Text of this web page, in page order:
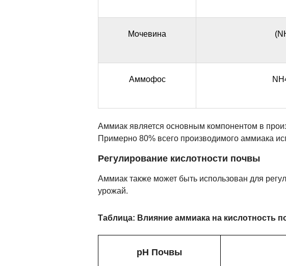
Мочевина
Аммофос
Аммиак является основным компонентом в
Примерно 80% всего производимого аммиака
Регулирование кислотности почвы
Аммиак также может быть использован для
урожай.
Таблица: Влияние аммиака на кислотность
pH Почвы